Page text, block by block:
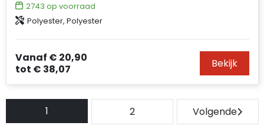
2743 op voorraad
Polyester, Polyester
Vanaf € 20,90
tot € 38,07 Bekijk
1 2 Volgende